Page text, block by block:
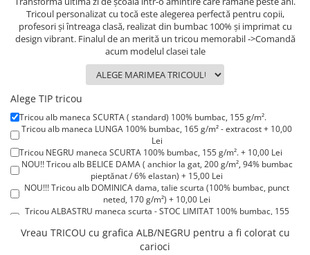
Lenjerii de pat pentru copii
Cadouri Cuplu
Fashion
Pijamale de CRACIUN
Pijamale de barbati
Halate si capoate
Pijamale
WINTER Collection
Halate si pijamale Family
Incaltaminte
Seturi elegante femei
Umbrele
Tricoul personalizat cu tocă este alegerea perfectă pentru copii,
profesori și întreaga clasă, realizat din bumbac 100% și imprimat cu
design vibrant. Finalul de an merită un tricou memorabil ->Comandă
acum modelul clasei tale
Alege TIP tricou
Tricou alb maneca SCURTA ( standard) 100% bumbac, 155 g/m².
Tricou alb maneca LUNGA 100% bumbac, 165 g/m² - extracost + 10,00
Lei
Tricou NEGRU maneca SCURTA 100% bumbac, 155 g/m². + 10,00 Lei
NOU!! Tricou alb BELICE DAMA ( anchior la gat, 200 g/m², 94% bumbac
pieptănat / 6% elastan) + 15,00 Lei
NOU!!! Tricou alb DOMINICA dama, talie scurta (100% bumbac, punct
neted, 170 g/m²) + 10,00 Lei
Tricou ALBASTRU maneca scurta - STOC LIMITAT 100% bumbac, 155
Tricou ROSU maneca scurta 100% bumbac, 155 g/m². + 15,00 Lei
Tricou POLO alb maneca SCURTA 200-220 g/m² - marimi COPII + 15,00
Vreau TRICOU cu grafica ALB/NEGRU pentru a fi colorat cu
carioci